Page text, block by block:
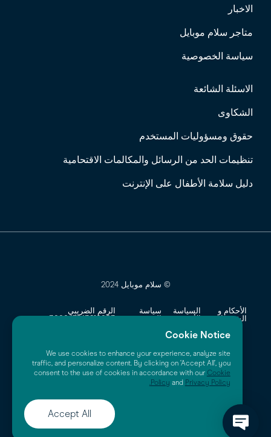
Cookie Notice
We use cookies to enhance your experience, analyze site
traffic, and personalize content. By clicking on ‘Accept All’, you
consent to the use of cookies in accordance with our Cookie
Policy and Privacy Policy.
Accept All
الاخبار
متاجر سلام موبايل
سياسة الخصوصية
الاسئلة الشائعة
الشكاوى
حقوق ومسؤوليات المستخدم
تنظيمات الحد من الرسائل والمكالمات الاقتحامية
دليل سلامة الأطفال على الإنترنت
© سلام موبايل 2024
الأحكام و
الشروط
السياسة
الأمنية
سياسة
الخصوصية
الرقم الضريبي
300047243810003